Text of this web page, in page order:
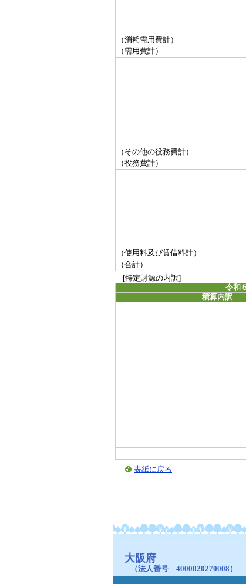
（消耗需用費計）
（需用費計）
（その他の役務費計）
（役務費計）
（使用料及び賃借料計）
（合計）
[特定財源の内訳]
令和
積算内訳
表紙に戻る
大阪府
（法人番号 4000020270008）